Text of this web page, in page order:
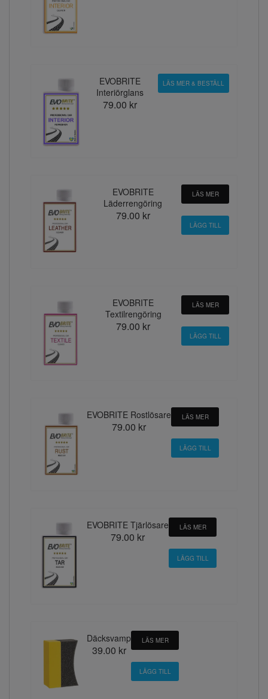
EVOBRITE
Interiörglans
79.00 kr
LÄS MER & BESTÄLL
EVOBRITE
Läderrengöring
79.00 kr
LÄS MER
EVOBRITE
Textilrengöring
79.00 kr
LÄS MER
EVOBRITE Rostlösare
79.00 kr
LÄS MER
EVOBRITE Tjärlösare
79.00 kr
LÄS MER
Däcksvamp
39.00 kr
LÄS MER